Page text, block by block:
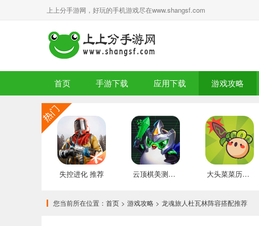
上上分手游网，好玩的手机游戏尽在www.shangsf.com
首页 手游下载 应用下载 游戏攻略
失控进化 推荐 云顶棋美测服 最新版 大头菜菜历险记 好玩的
您当前所在位置： 首页 > 游戏攻略 > 龙魂旅人杜瓦林阵容搭配推荐